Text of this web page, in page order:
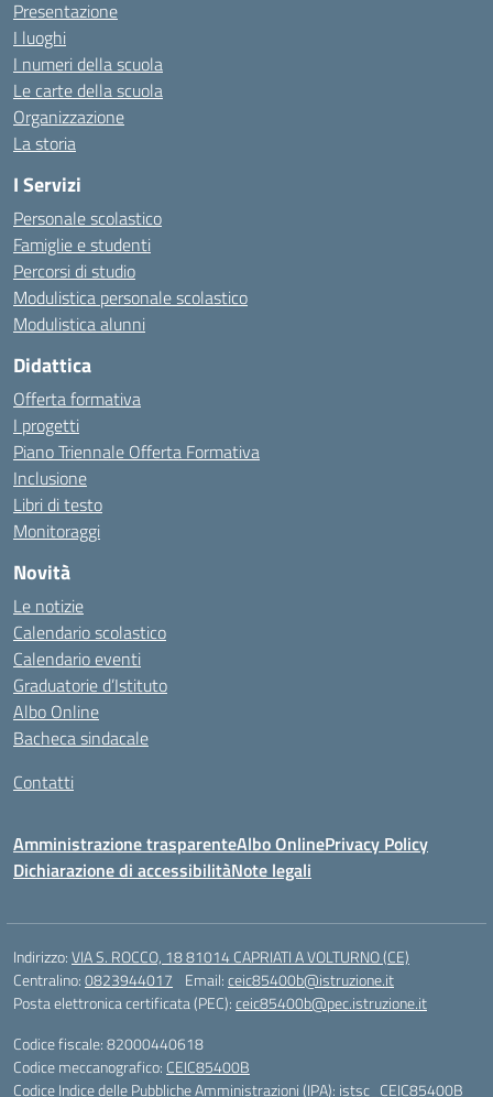
Presentazione
I luoghi
I numeri della scuola
Le carte della scuola
Organizzazione
La storia
I Servizi
Personale scolastico
Famiglie e studenti
Percorsi di studio
Modulistica personale scolastico
Modulistica alunni
Didattica
Offerta formativa
I progetti
Piano Triennale Offerta Formativa
Inclusione
Libri di testo
Monitoraggi
Novità
Le notizie
Calendario scolastico
Calendario eventi
Graduatorie d’Istituto
Albo Online
Bacheca sindacale
Contatti
Amministrazione trasparenteAlbo OnlinePrivacy Policy
Dichiarazione di accessibilitàNote legali
Indirizzo:VIA S. ROCCO, 18 81014 CAPRIATI A VOLTURNO (CE)
Centralino:0823944017 Email:ceic85400b@istruzione.it
Posta elettronica certificata (PEC):ceic85400b@pec.istruzione.it
Codice fiscale: 82000440618
Codice meccanografico: CEIC85400B
Codice Indice delle Pubbliche Amministrazioni (IPA): istsc_CEIC85400B